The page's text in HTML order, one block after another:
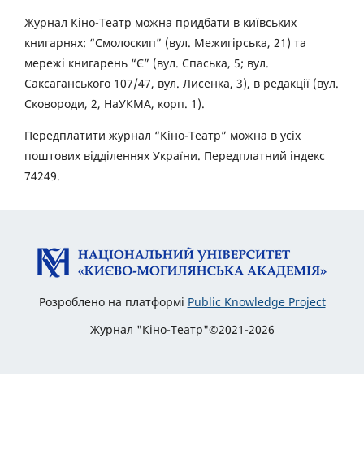
Журнал Кіно-Театр можна придбати в київських
книгарнях: “Смолоскип” (вул. Межигірська, 21) та
мережі книгарень “Є” (вул. Спаська, 5; вул.
Саксаганського 107/47, вул. Лисенка, 3), в редакції (вул.
Сковороди, 2, НаУКМА, корп. 1).
Передплатити журнал “Кіно-Театр” можна в усіх
поштових відділеннях України. Передплатний індекс
74249.
Розроблено на платформі Public Knowledge Project
Журнал "Кіно-Театр"©2021-2026